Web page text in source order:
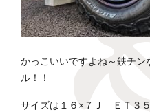
かっこいいですよね～鉄チ
ル！！
サイズは１６×７Ｊ ＥＴ３